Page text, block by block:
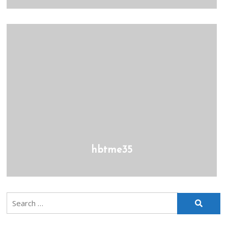
hbtme35
Search